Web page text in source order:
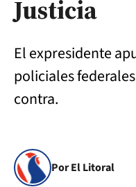
Justicia
El expresidente
policiales
contra.
Por El Litoral